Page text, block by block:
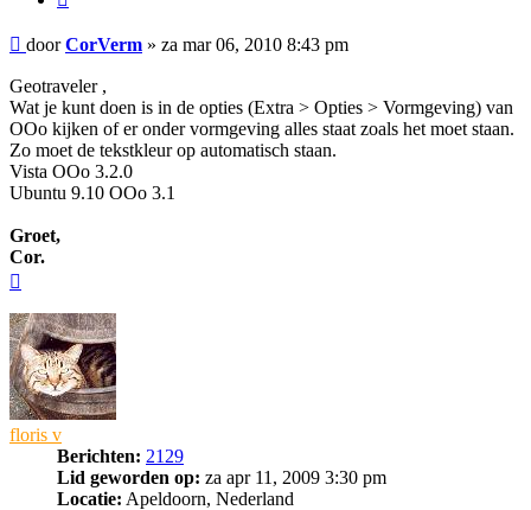
Bericht
doorCorVerm » za mar 06, 2010 8:43 pm
Geotraveler ,
Wat je kunt doen is in de opties (Extra > Opties > Vormgeving) van
OOo kijken of er onder vormgeving alles staat zoals het moet staan.
Zo moet de tekstkleur op automatisch staan.
Vista OOo 3.2.0
Ubuntu 9.10 OOo 3.1
Groet,
Cor.
floris v
Berichten: 2129
Lid geworden op: za apr 11, 2009 3:30 pm
Locatie: Apeldoorn, Nederland